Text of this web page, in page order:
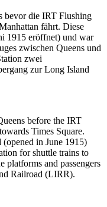
bevor die IRT Flushing
fährt. Diese
1915 eröffnet) und war
zwischen Queens und
zwei
zur Long Island
before the IRT
Times Square.
in June 1915)
for shuttle trains to
platforms and passengers
Railroad (LIRR).